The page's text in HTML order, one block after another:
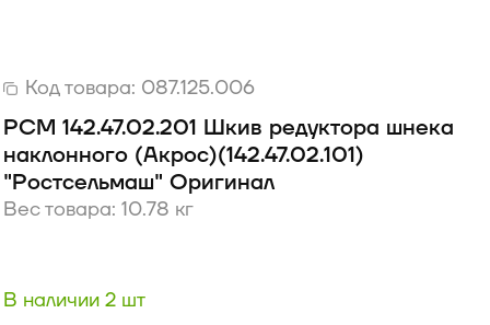
Код товара: 087.125.006
РСМ 142.47.02.201 Шкив редуктора шнека
наклонного (Акрос)(142.47.02.101)
"Ростсельмаш" Оригинал
Вес товара: 10.78 кг
В наличии 2 шт